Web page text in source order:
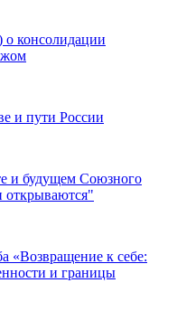
о консолидации
и пути России
и будущем Союзного
открываются"
«Возвращение к себе:
и границы